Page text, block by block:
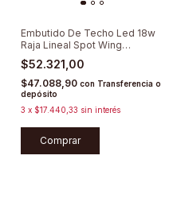
Embutido De Techo Led 18w
Raja Lineal Spot Wing
Lumenac
$52.321,00
$47.088,90 con Transferencia o
depósito
3 x $17.440,33 sin interés
Comprar